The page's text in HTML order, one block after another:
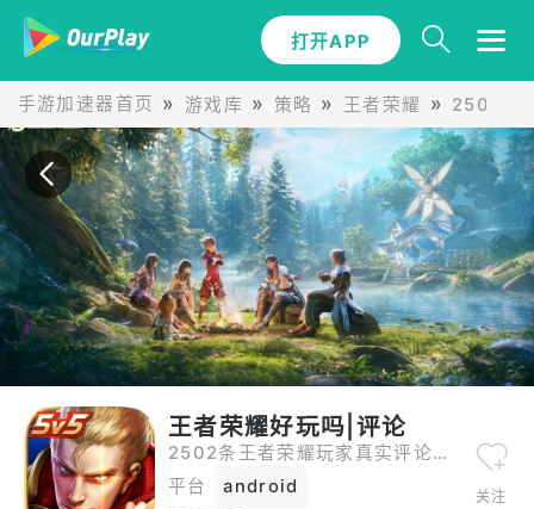
手游加速器首页 游戏库 策略 王者荣耀 2502条
打开APP
王者荣耀好玩吗|评论
2502条王者荣耀玩家真实评论，从五星好评到一星差评全都有。
平台
android 关注